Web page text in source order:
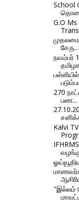
School
G.O
சேரு...
நவம்பர்
270
பண...
Kalvi
"இல்லம்